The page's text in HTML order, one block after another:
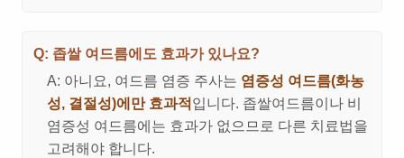
Q: 좁쌀 여드름에도 효과가 있나요?
A: 아니요, 여드름 염증 주사는 염증성 여드름(화농
성, 결절성)에만 효과적 입니다. 좁쌀여드름이나 비
염증성 여드름에는 효과가 없으므로 다른 치료법을
고려해야 합니다.